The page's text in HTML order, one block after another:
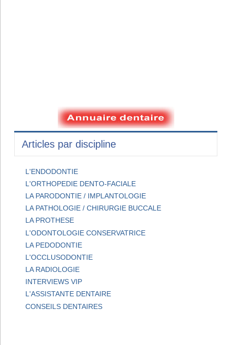
Articles par discipline
L'ENDODONTIE
L'ORTHOPEDIE DENTO-FACIALE
LA PARODONTIE / IMPLANTOLOGIE
LA PATHOLOGIE / CHIRURGIE BUCCALE
LA PROTHESE
L'ODONTOLOGIE CONSERVATRICE
LA PEDODONTIE
L'OCCLUSODONTIE
LA RADIOLOGIE
INTERVIEWS VIP
L'ASSISTANTE DENTAIRE
CONSEILS DENTAIRES